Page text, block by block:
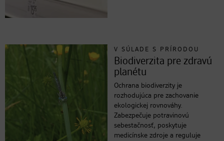
V SÚLADE S PRÍRODOU
Biodiverzita pre zdravú
planétu
Ochrana biodiverzity je
rozhodujúca pre zachovanie
ekologickej rovnováhy.
Zabezpečuje potravinovú
sebestačnosť, poskytuje
medicínske zdroje a reguluje